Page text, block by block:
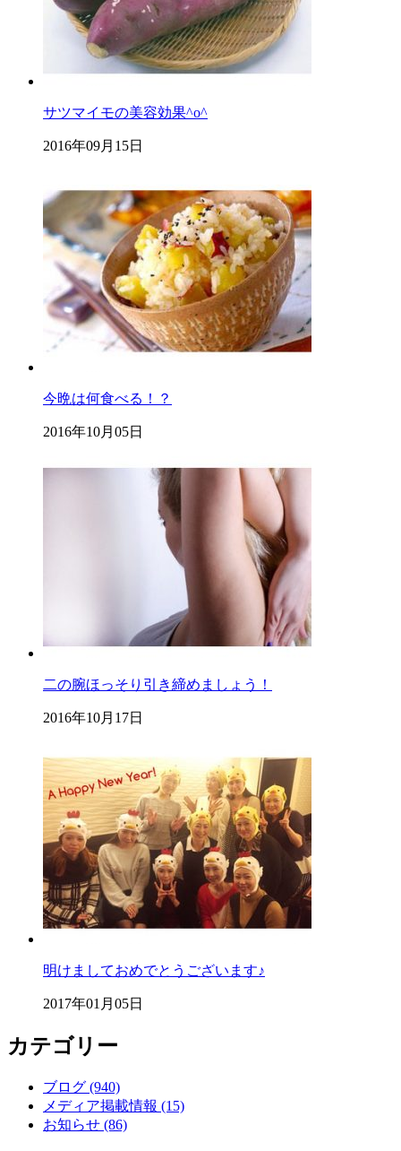
サツマイモの美容効果^o^
2016年09月15日
今晩は何食べる！？
2016年10月05日
二の腕ほっそり引き締めましょう！
2016年10月17日
明けましておめでとうございます♪
2017年01月05日
カテゴリー
ブログ (940)
メディア掲載情報 (15)
お知らせ (86)